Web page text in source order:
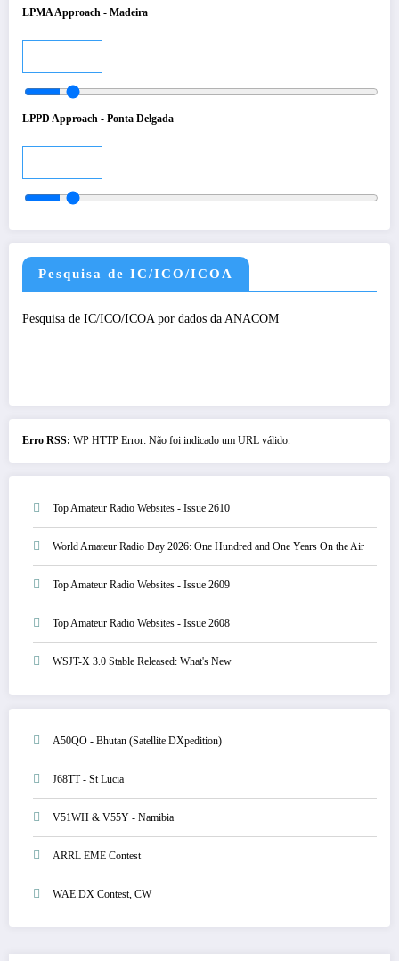
LPMA Approach - Madeira
LPPD Approach - Ponta Delgada
Pesquisa de IC/ICO/ICOA
Pesquisa de IC/ICO/ICOA por dados da ANACOM
Erro RSS: WP HTTP Error: Não foi indicado um URL válido.
Top Amateur Radio Websites - Issue 2610
World Amateur Radio Day 2026: One Hundred and One Years On the Air
Top Amateur Radio Websites - Issue 2609
Top Amateur Radio Websites - Issue 2608
WSJT-X 3.0 Stable Released: What's New
A50QO - Bhutan (Satellite DXpedition)
J68TT - St Lucia
V51WH & V55Y - Namibia
ARRL EME Contest
WAE DX Contest, CW